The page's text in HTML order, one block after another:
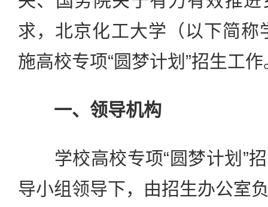
求，北京化工大学（以下简称
施高校专项“圆梦计划”招生工作
一、领导机构
学校高校专项“圆梦计划”招
导小组领导下，由招生办公室